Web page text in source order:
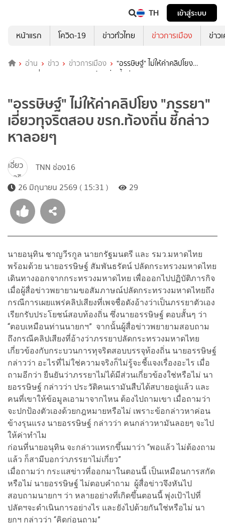
TH
เข้าสู่ระบบ
หน้าแรก
โควิด-19 ข่าวทั่วไทย ข่าวการเมือง ข่าว
อ่าน ข่าว ข่าวการเมือง
"อรรษิษฐ์" ไม่ให้ค่าคลิปโยง
"ภรรยา" เอี่ยวทุจริตสอบ ขรก.ท้องถิ่น ชี้กล่าวหาลอยๆ
"อรรษิษฐ์" ไม่ให้ค่าคลิปโยง "ภรรยา"
เอี่ยวทุจริตสอบ ขรก.ท้องถิ่น ชี้กล่าว
หาลอยๆ
TNN ช่อง16
26 มิถุนายน 2569 ( 15:31 )
29
นายอนุทิน ชาญวีรกูล นายกรัฐมนตรี และ รมว.มหาดไทย
พร้อมด้วย นายอรรษิษฐ์ สัมพันธรัตน์ ปลัดกระทรวงมหาดไทย
เดินทางออกจากกระทรวงมหาดไทย เพื่อออกไปปฏิบัติภารกิจ
เมื่อผู้สื่อข่าวพยายามขอสัมภาษณ์ปลัดกระทรวงมหาดไทยถึง
กรณีการเผยแพร่คลิปเสียงที่เพจชื่อดังอ้างว่าเป็นภรรยาตัวเอง
เรียกรับประโยชน์สอบท้องถิ่น ซึ่งนายอรรษิษฐ์ ตอบสั้นๆ ว่า
“ตอบเหมือนท่านนายกฯ” จากนั้นผู้สื่อข่าวพยายามสอบถาม
ถึงกรณีคลิปเสียงที่อ้างว่าภรรยาปลัดกระทรวงมหาดไทย
เกี่ยวข้องกับกระบวนการทุจริตสอบบรรจุท้องถิ่น นายอรรษิษฐ์
กล่าวว่า อะไรที่ไม่ใช่ความจริงก็ไม่รู้จะชี้แจงเรื่องอะไร เมื่อ
ถามอีกว่า ยืนยันว่าภรรยาไม่ได้มีส่วนเกี่ยวข้องใช่หรือไม่ นา
ยอรรษิษฐ์ กล่าวว่า ประวัติคนเรามันสืบได้สบายอยู่แล้ว และ
คนที่เขาให้ข้อมูลเอามาจากไหน ต้องไปถามเขา เมื่อถามว่า
จะปกป้องตัวเองด้วยกฎหมายหรือไม่ เพราะข้อกล่าวหาค่อน
ข้างรุนแรง นายอรรษิษฐ์ กล่าวว่า คนกล่าวหามันลอยๆ จะไป
ให้ค่าทำไม
ก่อนที่นายอนุทิน จะกล่าวแทรกขึ้นมาว่า “พอแล้ว ไม่ต้องถาม
แล้ว ก็สามีบอกว่าภรรยาไม่เกี่ยว”
เมื่อถามว่า กระแสข่าวที่ออกมาในตอนนี้ เป็นเหมือนการสกัด
หรือไม่ นายอรรษิษฐ์ ไม่ตอบคำถาม ผู้สื่อข่าวจึงหันไป
สอบถามนายกฯ ว่า หลายอย่างที่เกิดขึ้นตอนนี้ พุ่งเป้าไปที่
ปลัดฯจะดำเนินการอย่างไร และยังไปด้วยกันใช่หรือไม่ นา
ยกฯ กล่าวว่า “คิดก่อนถาม”